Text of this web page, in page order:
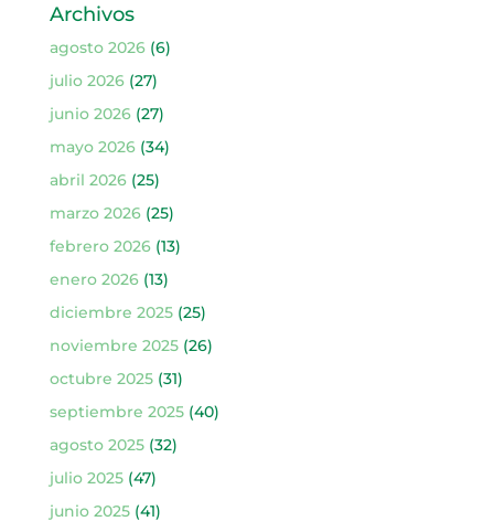
Archivos
agosto 2026(6)
julio 2026(27)
junio 2026(27)
mayo 2026(34)
abril 2026(25)
marzo 2026(25)
febrero 2026(13)
enero 2026(13)
diciembre 2025(25)
noviembre 2025(26)
octubre 2025(31)
septiembre 2025(40)
agosto 2025(32)
julio 2025(47)
junio 2025(41)